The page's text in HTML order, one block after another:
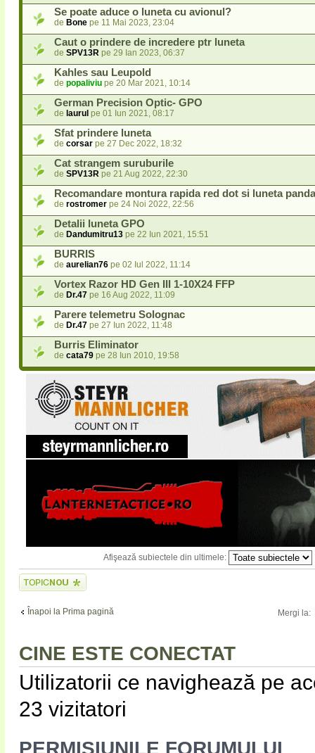
Se poate aduce o luneta cu avionul?
de Bone pe 11 Mai 2023, 23:04
Caut o prindere de incredere ptr luneta
de SPV13R pe 29 Ian 2023, 06:37
Kahles sau Leupold
de popaliviu pe 20 Mar 2021, 10:14
German Precision Optic- GPO
de laurul pe 01 Iun 2021, 08:17
Sfat prindere luneta
de corsar pe 27 Dec 2022, 18:32
Cat strangem suruburile
de SPV13R pe 21 Aug 2022, 22:30
Recomandare montura rapida red dot si luneta panda
de rostromer pe 24 Noi 2022, 22:56
Detalii luneta GPO
de Dandumitru13 pe 22 Iun 2021, 15:51
BURRIS
de aurelian76 pe 02 Iul 2022, 11:14
Vortex Razor HD Gen III 1-10X24 FFP
de Dr.47 pe 16 Aug 2022, 11:09
Parere telemetru Solognac
de Dr.47 pe 27 Iun 2022, 11:48
Burris Eliminator
de cata79 pe 28 Iun 2010, 19:58
Afişează subiectele din ultimele:
Scrie un subiect
nou
Înapoi la Prima pagină Mergi la:
CINE ESTE CONECTAT
Utilizatorii ce navighează pe
23 vizitatori
PERMISIUNILE FORUMULUI